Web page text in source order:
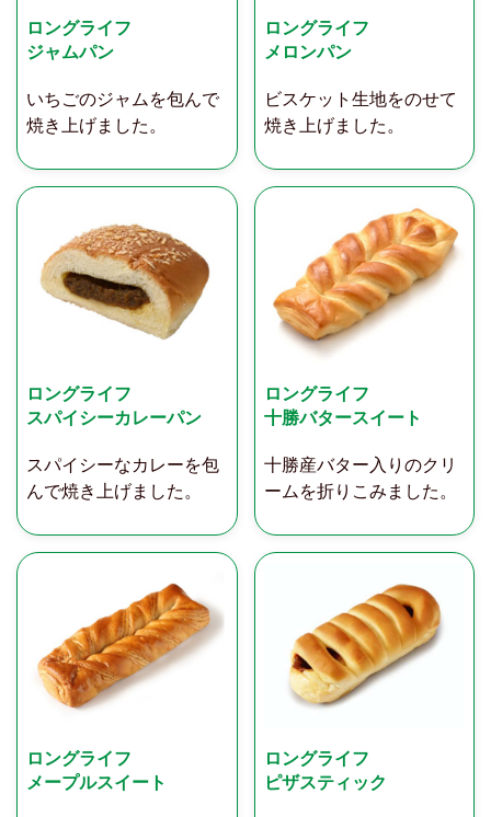
ロングライフ
ジャムパン
いちごのジャムを包んで
焼き上げました。
ロングライフ
メロンパン
ビスケット生地をのせて
焼き上げました。
ロングライフ
スパイシーカレーパン
スパイシーなカレーを包
んで焼き上げました。
ロングライフ
十勝バタースイート
十勝産バター入りのクリ
ームを折りこみました。
ロングライフ
メープルスイート
ロングライフ
ピザスティック